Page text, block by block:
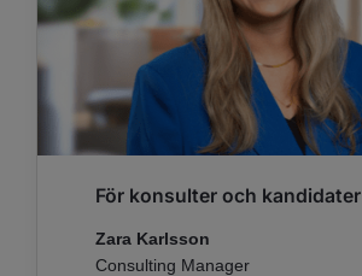
För konsulter och kandidater
Zara Karlsson
Consulting Manager